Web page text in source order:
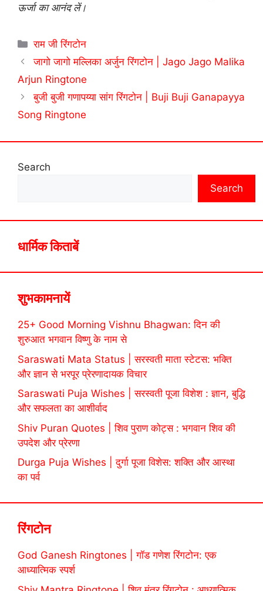
ऊर्जा का आनंद लें।
Categories
राम जी रिंगटोन
जागो जागो मल्लिका अर्जुन रिंगटोन | Jago Jago Malika
Arjun Ringtone
बुजी बुजी गणापय्या सांग रिंगटोन | Buji Buji Ganapayya
Song Ringtone
Search
Search
धार्मिक किताबें
शुभकामनायें
25+ Good Morning Vishnu Bhagwan: दिन की
शुरुआत भगवान विष्णु के नाम से
Saraswati Mata Status | सरस्वती माता स्टेटस: भक्ति
और ज्ञान से भरपूर प्रेरणादायक विचार
Saraswati Puja Wishes | सरस्वती पूजा विशेश : ज्ञान, बुद्धि
और सफलता का आशीर्वाद
Shiv Puran Quotes | शिव पुराण कोट्स : भगवान शिव की
उपदेश और प्रेरणा
Durga Puja Wishes | दुर्गा पूजा विशेस: शक्ति और आस्था
का पर्व
रिंगटोन
God Ganesh Ringtones | गॉड गणेश रिंगटोन: एक
आध्यात्मिक स्पर्श